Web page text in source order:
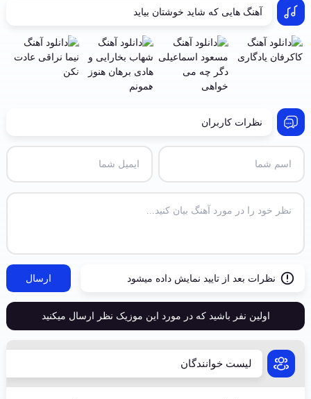
آهنگ هایی که شاید خوشتان بیاید
نظرات کاربران
نظرات بعد از تایید نمایش داده میشود ارسال
اولین نفر باشید که در مورد این موزیک نظر ارسال میکنید
لیست خوانندگان